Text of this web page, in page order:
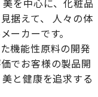
美を中心に、化粧品
据えて、
人々の体
ーカーです。
機能性原料の開発
でお客様の製品開
と健康を追求する